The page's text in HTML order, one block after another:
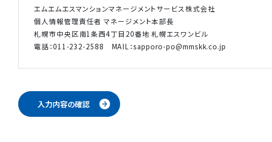
エムエムエスマンションマネージメントサービス株式会社
個人情報管理責任者 マネージメント本部長
札幌市中央区南1条西4丁目20番地 札幌エスワンビル
電話：011-232-2588 MAIL：sapporo-po@mmskk.co.jp
入力内容の確認